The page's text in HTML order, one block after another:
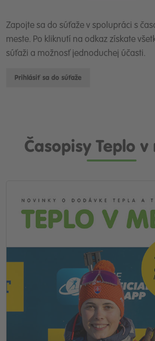
Zapojte sa do súťaže v spolupráci s
meste. Po kliknutí na odkaz získate
súťaži a možnosť jednoduchej účasti.
Prihlásiť sa do súťaže
Časopisy Teplo v